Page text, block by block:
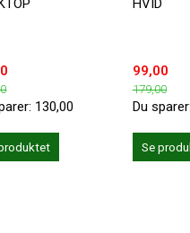
130,00
HVID
99,00
179,00
Du sparer:
Se